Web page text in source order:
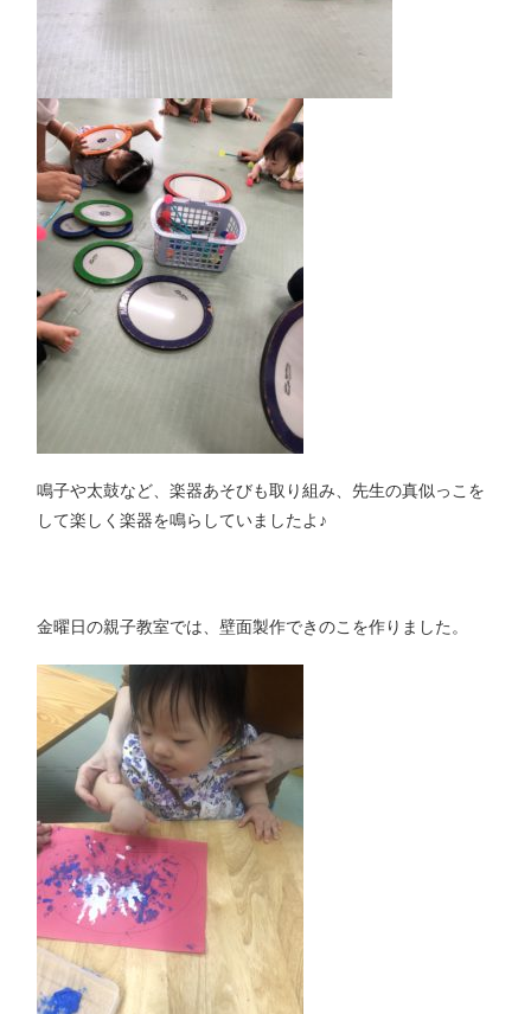
鳴子や太鼓など、楽器あそびも取り組み、先生の真似っこを
して楽しく楽器を鳴らしていましたよ♪
金曜日の親子教室では、壁面製作できのこを作りました。